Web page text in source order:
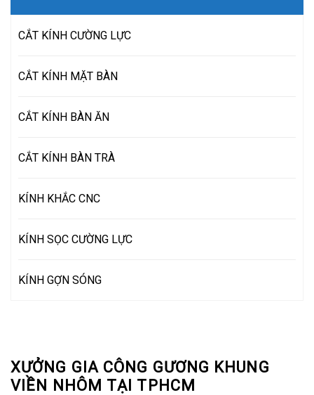
XƯỞNG GIA CÔNG GƯƠNG KHUNG
VIỀN NHÔM TẠI TPHCM
CẮT KÍNH CƯỜNG LỰC
CẮT KÍNH MẶT BÀN
CẮT KÍNH BÀN ĂN
CẮT KÍNH BÀN TRÀ
KÍNH KHẮC CNC
KÍNH SỌC CƯỜNG LỰC
KÍNH GỢN SÓNG